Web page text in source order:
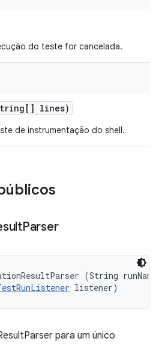
do teste for cancelada.
lines)
de instrumentação do shell.
Parser
(String
listener)
para um único